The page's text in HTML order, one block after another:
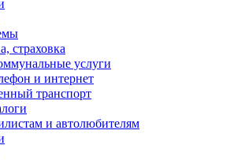
страховка
услуги
и интернет
транспорт
и автолюбителям